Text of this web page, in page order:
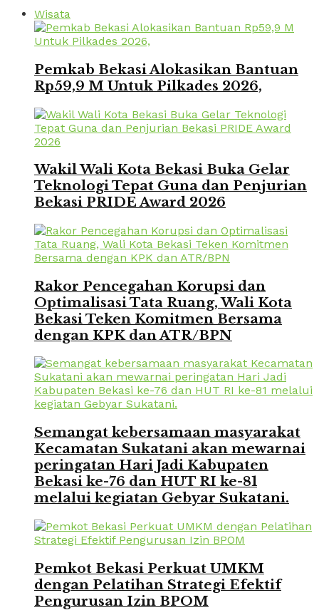
Wisata
Pemkab Bekasi Alokasikan Bantuan
Rp59,9 M Untuk Pilkades 2026,
Wakil Wali Kota Bekasi Buka Gelar
Teknologi Tepat Guna dan Penjurian
Bekasi PRIDE Award 2026
Rakor Pencegahan Korupsi dan
Optimalisasi Tata Ruang, Wali Kota
Bekasi Teken Komitmen Bersama
dengan KPK dan ATR/BPN
Semangat kebersamaan masyarakat
Kecamatan Sukatani akan mewarnai
peringatan Hari Jadi Kabupaten
Bekasi ke-76 dan HUT RI ke-81
melalui kegiatan Gebyar Sukatani.
Pemkot Bekasi Perkuat UMKM
dengan Pelatihan Strategi Efektif
Pengurusan Izin BPOM